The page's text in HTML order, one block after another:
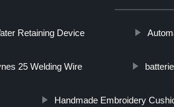
Retaining Device
25 Welding Wire
Handmade Embroidery